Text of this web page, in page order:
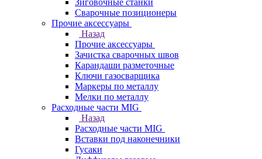
Зиговочные станки
Сварочные позиционеры
Прочие аксессуары
Назад
Прочие аксессуары
Зачистка сварочных швов
Карандаши разметочные
Ключи газосварщика
Маркеры по металлу
Мелки по металлу
Расходные части MIG
Назад
Расходные части MIG
Вставки под наконечники
Гусаки